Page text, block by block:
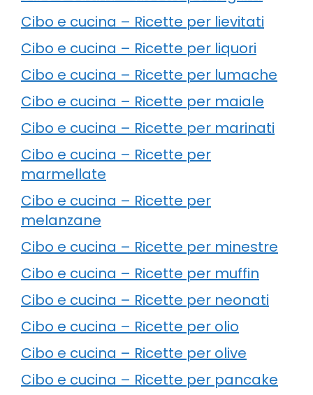
Cibo e cucina – Ricette per lievitati
Cibo e cucina – Ricette per liquori
Cibo e cucina – Ricette per lumache
Cibo e cucina – Ricette per maiale
Cibo e cucina – Ricette per marinati
Cibo e cucina – Ricette per
marmellate
Cibo e cucina – Ricette per
melanzane
Cibo e cucina – Ricette per minestre
Cibo e cucina – Ricette per muffin
Cibo e cucina – Ricette per neonati
Cibo e cucina – Ricette per olio
Cibo e cucina – Ricette per olive
Cibo e cucina – Ricette per pancake